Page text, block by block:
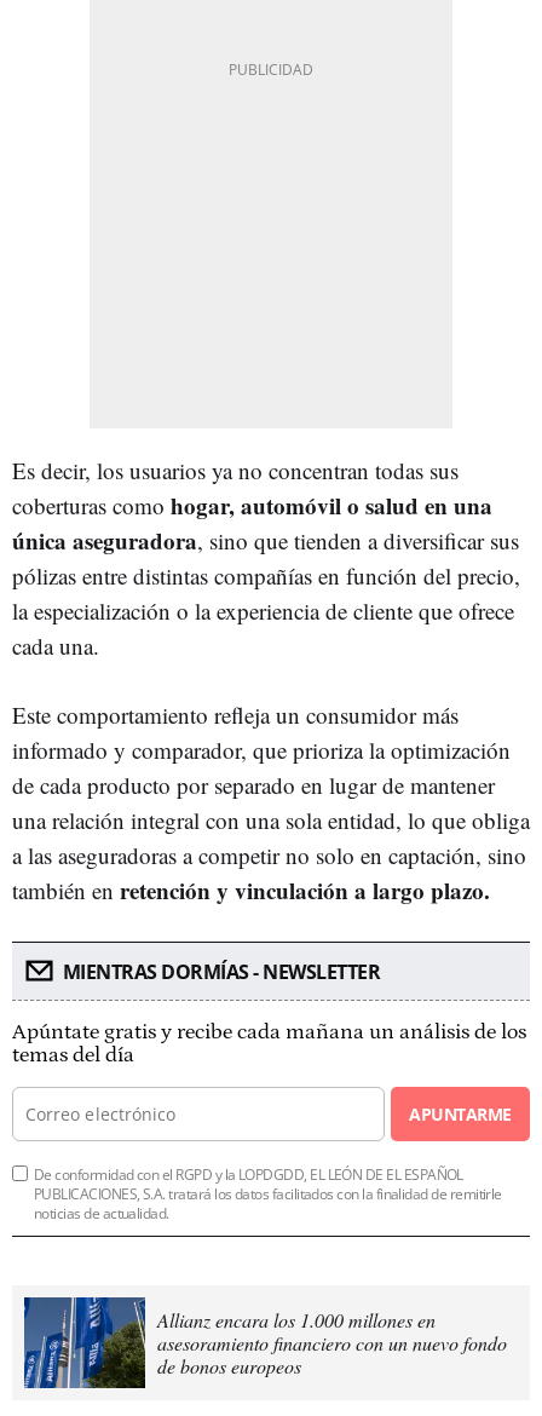
Es decir, los usuarios ya no concentran todas sus
coberturas como hogar, automóvil o salud en una
única aseguradora, sino que tienden a diversificar sus
pólizas entre distintas compañías en función del precio,
la especialización o la experiencia de cliente que ofrece
cada una.
Este comportamiento refleja un consumidor más
informado y comparador, que prioriza la optimización
de cada producto por separado en lugar de mantener
una relación integral con una sola entidad, lo que obliga
a las aseguradoras a competir no solo en captación, sino
también en retención y vinculación a largo plazo.
MIENTRAS DORMÍAS - NEWSLETTER
Apúntate gratis y recibe cada mañana un análisis de los
temas del día
APUNTARME
De conformidad con el RGPD y la LOPDGDD, EL LEÓN DE EL ESPAÑOL
PUBLICACIONES, S.A. tratará los datos facilitados con la finalidad de remitirle
noticias de actualidad.
Allianz encara los 1.000 millones en
asesoramiento financiero con un nuevo fondo
de bonos europeos